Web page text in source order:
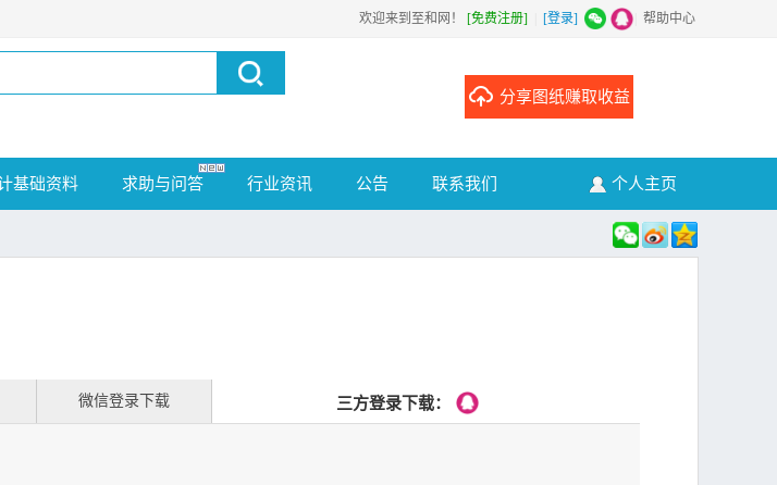
欢迎来到至和网！ [免费注册] [登录] 帮助中心
分享图纸赚取收益
基础资料 求助与问答 行业资讯 公告 联系我们 个人主页
微信登录下载 三方登录下载：